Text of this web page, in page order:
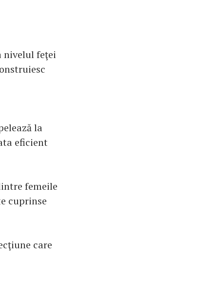
nivelul feţei
la
eficient
femeile
cuprinse
care